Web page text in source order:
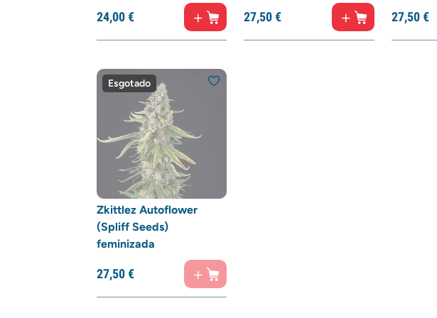
24,00€ 27,50€ 27,50€
Esgotado
Zkittlez Autoflower
(Spliff Seeds)
feminizada
27,50€